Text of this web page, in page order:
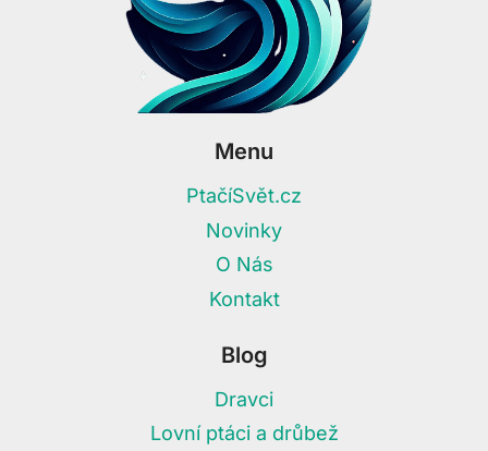
Menu
PtačíSvět.cz
Novinky
O Nás
Kontakt
Blog
Dravci
Lovní ptáci a drůbež